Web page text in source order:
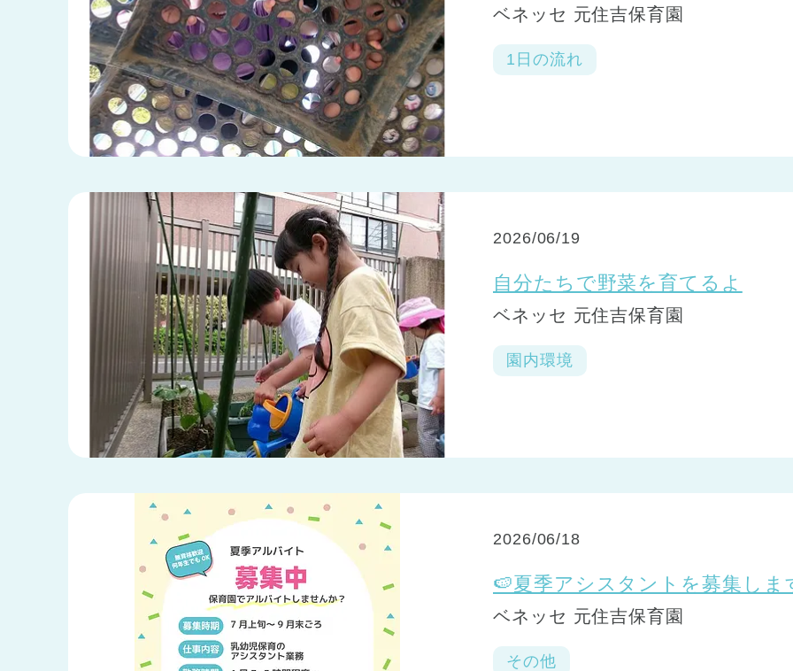
ベネッセ 元住吉保育園
1日の流れ
2026/06/19
自分たちで野菜を育てるよ
ベネッセ 元住吉保育園
園内環境
2026/06/18
🍉夏季アシスタントを募集しま
ベネッセ 元住吉保育園
その他